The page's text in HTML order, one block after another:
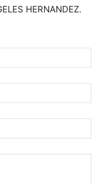
HERNANDEZ.